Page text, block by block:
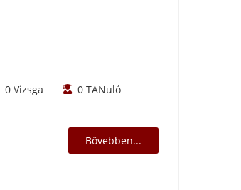
0Vizsga 0TANuló
Bővebben...